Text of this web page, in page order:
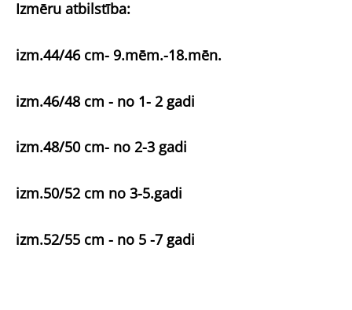
Izmēru atbilstība:
izm.44/46 cm- 9.mēm.-18.mēn.
izm.46/48 cm - no 1- 2 gadi
izm.48/50 cm- no 2-3 gadi
izm.50/52 cm no 3-5.gadi
izm.52/55 cm - no 5 -7 gadi